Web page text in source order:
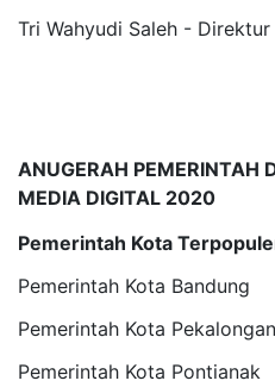
Tri Wahyudi Saleh -
ANUGERAH PEMERINTAH
MEDIA DIGITAL 2020
Pemerintah Kota
Pemerintah Kota Bandung
Pemerintah Kota Pekalongan
Pemerintah Kota Pontianak